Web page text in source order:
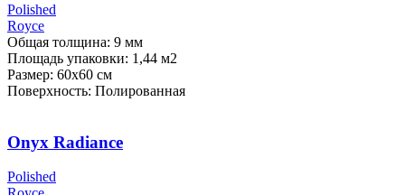
Polished
Royce
Общая толщина: 9 мм
Площадь упаковки: 1,44 м2
Размер: 60х60 см
Поверхность: Полированная
Onyx Radiance
Polished